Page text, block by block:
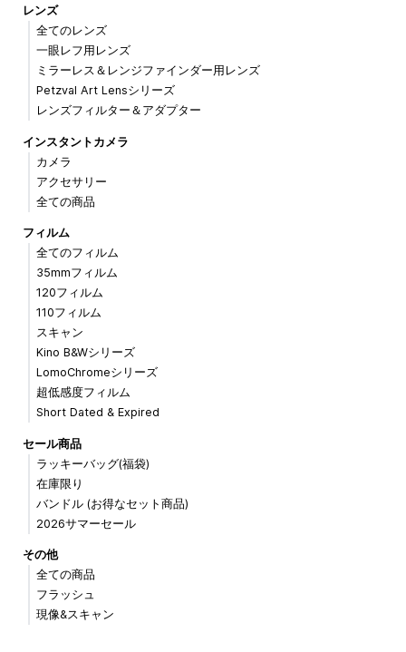
レンズ
全てのレンズ
一眼レフ用レンズ
ミラーレス＆レンジファインダー用レンズ
Petzval Art Lensシリーズ
レンズフィルター＆アダプター
インスタントカメラ
カメラ
アクセサリー
全ての商品
フィルム
全てのフィルム
35mmフィルム
120フィルム
110フィルム
スキャン
Kino B&Wシリーズ
LomoChromeシリーズ
超低感度フィルム
Short Dated & Expired
セール商品
ラッキーバッグ(福袋)
在庫限り
バンドル (お得なセット商品)
2026サマーセール
その他
全ての商品
フラッシュ
現像&スキャン